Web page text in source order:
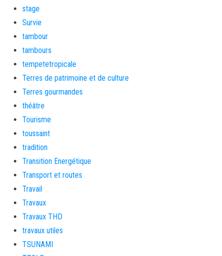
stage
Survie
tambour
tambours
tempetetropicale
Terres de patrimoine et de culture
Terres gourmandes
théâtre
Tourisme
toussaint
tradition
Transition Energétique
Transport et routes
Travail
Travaux
Travaux THD
travaux utiles
TSUNAMI